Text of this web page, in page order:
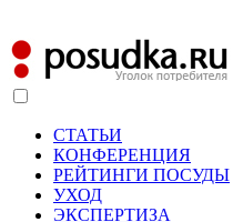
СТАТЬИ
КОНФЕРЕНЦИЯ
РЕЙТИНГИ ПОСУДЫ
УХОД
ЭКСПЕРТИЗА